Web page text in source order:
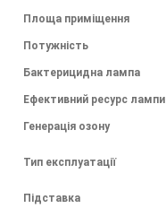
Площа приміщення
Потужність
Бактерицидна лампа
Ефективний ресурс лампи
Генерація озону
Тип експлуатації
Підставка